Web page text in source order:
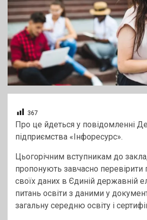
367
Про це йдеться у повідомленні
підприємства «Інфоресурс».
Цьогорічним вступникам до
пропонують завчасно перевірити
своїх даних в Єдиній державній
питань освіти з даними у
загальну середню освіту і